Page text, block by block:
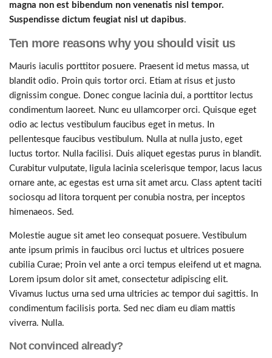
magna non est bibendum non venenatis nisl tempor.
Suspendisse dictum feugiat nisl ut dapibus.
Ten more reasons why you should visit us
Mauris iaculis porttitor posuere. Praesent id metus massa, ut
blandit odio. Proin quis tortor orci. Etiam at risus et justo
dignissim congue. Donec congue lacinia dui, a porttitor lectus
condimentum laoreet. Nunc eu ullamcorper orci. Quisque eget
odio ac lectus vestibulum faucibus eget in metus. In
pellentesque faucibus vestibulum. Nulla at nulla justo, eget
luctus tortor. Nulla facilisi. Duis aliquet egestas purus in blandit.
Curabitur vulputate, ligula lacinia scelerisque tempor, lacus lacus
ornare ante, ac egestas est urna sit amet arcu. Class aptent taciti
sociosqu ad litora torquent per conubia nostra, per inceptos
himenaeos. Sed.
Molestie augue sit amet leo consequat posuere. Vestibulum
ante ipsum primis in faucibus orci luctus et ultrices posuere
cubilia Curae; Proin vel ante a orci tempus eleifend ut et magna.
Lorem ipsum dolor sit amet, consectetur adipiscing elit.
Vivamus luctus urna sed urna ultricies ac tempor dui sagittis. In
condimentum facilisis porta. Sed nec diam eu diam mattis
viverra. Nulla.
Not convinced already?